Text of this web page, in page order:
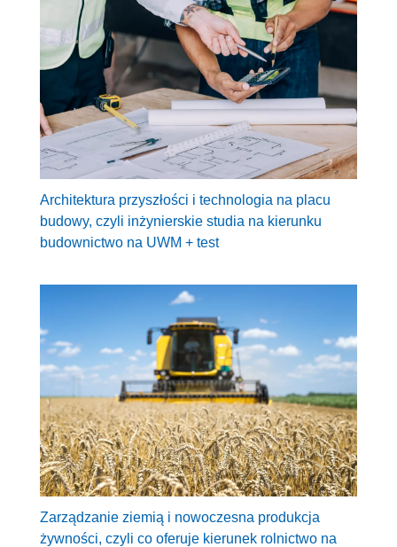
Architektura przyszłości i technologia na placu
budowy, czyli inżynierskie studia na kierunku
budownictwo na UWM + test
Zarządzanie ziemią i nowoczesna produkcja
żywności, czyli co oferuje kierunek rolnictwo na